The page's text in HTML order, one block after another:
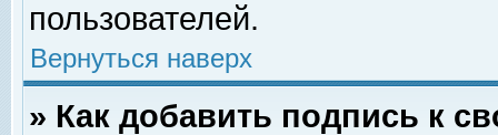
пользователей.
Вернуться наверх
» Как добавить подпись к